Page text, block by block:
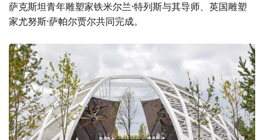
萨克斯坦青年雕塑家铁米尔兰·特列斯与其导师、英国雕塑
家尤努斯·萨帕尔贾尔共同完成。